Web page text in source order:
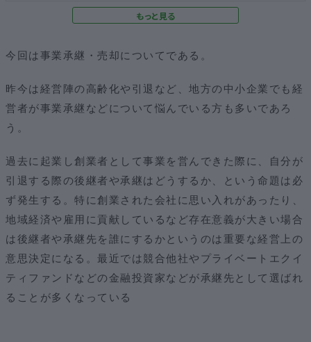
今回は事業承継・売却についてである。
昨今は経営陣の高齢化や引退など、地方の中小企業でも経
営者が事業承継などについて悩んでいる方も多いであろ
う。
過去に起業し創業者として事業を営んできた際に、自分が
引退する際の後継者や承継はどうするか、という命題は必
ず発生する。特に創業された会社に思い入れがあったり、
地域経済や雇用に貢献しているなど存在意義が大きい場合
は後継者や承継先を誰にするかというのは重要な経営上の
意思決定になる。最近では競合他社やプライベートエクイ
ティファンドなどの金融投資家などが承継先として選ばれ
ることが多くなっている